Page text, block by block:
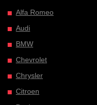
Alfa Romeo
Audi
BMW
Chevrolet
Chrysler
Citroen